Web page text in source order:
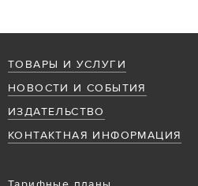
ТОВАРЫ И УСЛУГИ
НОВОСТИ И СОБЫТИЯ
ИЗДАТЕЛЬСТВО
КОНТАКТНАЯ ИНФОРМАЦИЯ